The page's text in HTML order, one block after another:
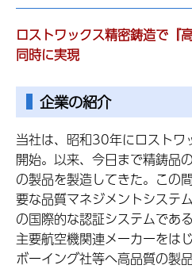
ロストワックス精密鋳造で『
同時に実現
企業の紹介
当社は、昭和30年にロストワ
開始。以来、今日まで精鋳品
の製品を製造してきた。この
要な品質マネジメントシステ
の国際的な認証システムであ
主要航空機関連メーカーをは
ボーイング社等へ高品質の製